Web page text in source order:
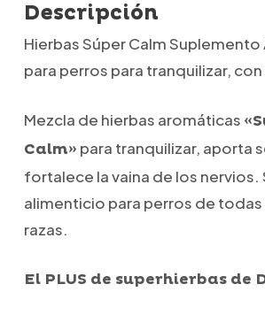
Descripción
Hierbas Súper Calm
para perros para tranquilizar,
Mezcla de hierbas aromáticas
Calm» para tranquilizar, aporta
fortalece la vaina de los
alimenticio para perros de
razas.
El PLUS de superhierbas de